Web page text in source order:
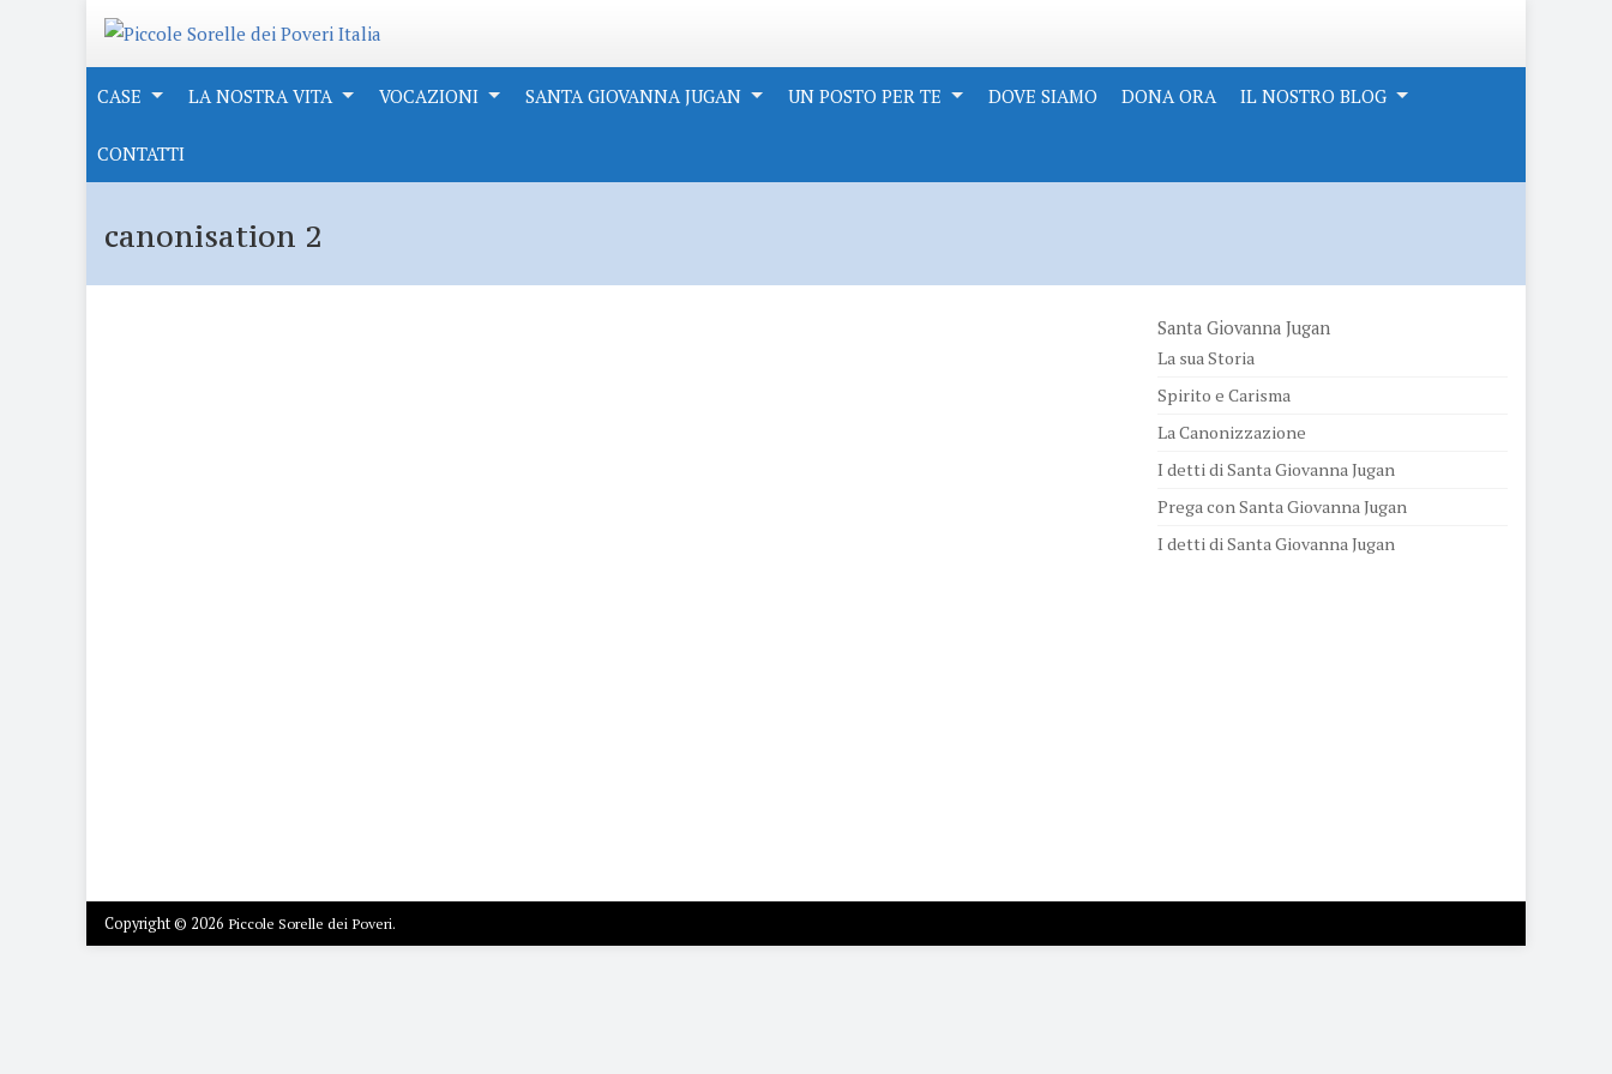
CASE LA NOSTRA VITA VOCAZIONI SANTA GIOVANNA JUGAN UN POSTO PER TE DOVE SIAMO DONA ORA IL NOSTRO BLOG
CONTATTI
canonisation 2
Santa Giovanna Jugan
La sua Storia
Spirito e Carisma
La Canonizzazione
I detti di Santa Giovanna Jugan
Prega con Santa Giovanna Jugan
I detti di Santa Giovanna Jugan
Copyright © 2026 Piccole Sorelle dei Poveri.